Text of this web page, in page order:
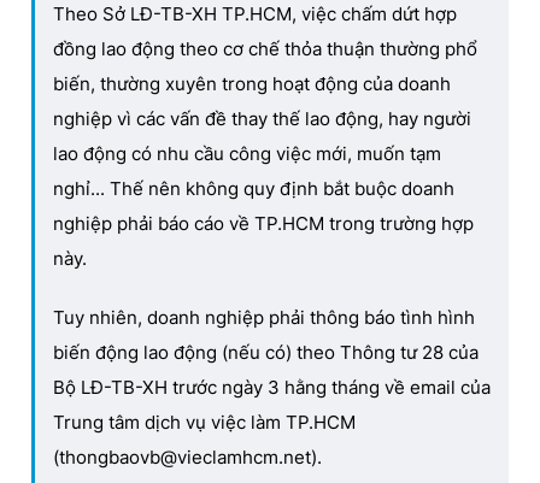
Theo Sở LĐ-TB-XH TP.HCM, việc chấm dứt hợp
đồng lao động theo cơ chế thỏa thuận thường phổ
biến, thường xuyên trong hoạt động của doanh
nghiệp vì các vấn đề thay thế lao động, hay người
lao động có nhu cầu công việc mới, muốn tạm
nghỉ... Thế nên không quy định bắt buộc doanh
nghiệp phải báo cáo về TP.HCM trong trường hợp
này.
Tuy nhiên, doanh nghiệp phải thông báo tình hình
biến động lao động (nếu có) theo Thông tư 28 của
Bộ LĐ-TB-XH trước ngày 3 hằng tháng về email của
Trung tâm dịch vụ việc làm TP.HCM
(thongbaovb@vieclamhcm.net).